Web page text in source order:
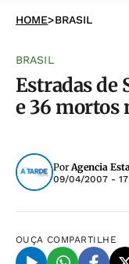
HOME>BRASIL
BRASIL
Estradas de
e 36 mortos
PorAgencia
09/04/2007 -
OUÇA COMPARTILHE